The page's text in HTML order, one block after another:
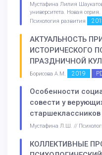
Мустафина Лилия
университета. Новая
Психология развития
АКТУАЛЬНОСТЬ
ИСТОРИЧЕСКОГО
ПРАЗДНИЧНОЙ
Борисова А.М. 2019
Особенности
совести у
старшеклассников
Мустафина Л.Ш. //
КОЛЛЕКТИВНЫЕ